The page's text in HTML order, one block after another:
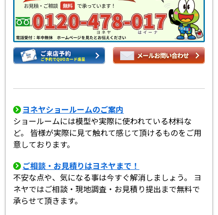
ヨネヤショールームのご案内
ショールームには模型や実際に使われている材料な
ど。 皆様が実際に見て触れて感じて頂けるものをご用
意しております。
ご相談・お見積りはヨネヤまで！
不安な点や、気になる事は今すぐ解消しましょう。 ヨ
ネヤではご相談・現地調査・お見積り提出まで無料で
承らせて頂きます。